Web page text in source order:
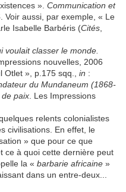
». Communication et
Voir aussi, par exemple, « Le
Isabelle Barbéris (Cités
voulait classer le monde.
nouvelles, 2006
», p.175 sqq., in :
du Mundaneum (1868-
de paix . Les Impressions
relents colonialistes
civilisations. En effet, le
» que pour ce que
ce à quoi cette dernière peut
la « barbarie africaine »
dans un entre-deux...